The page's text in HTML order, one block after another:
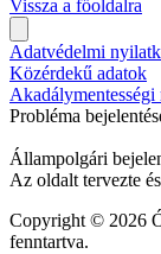
Vissza a főoldalra
Adatvédelmi
Közérdekű adatok
Probléma
Állampolgári
Az oldalt tervezte
Copyright © 2026
fenntartva.